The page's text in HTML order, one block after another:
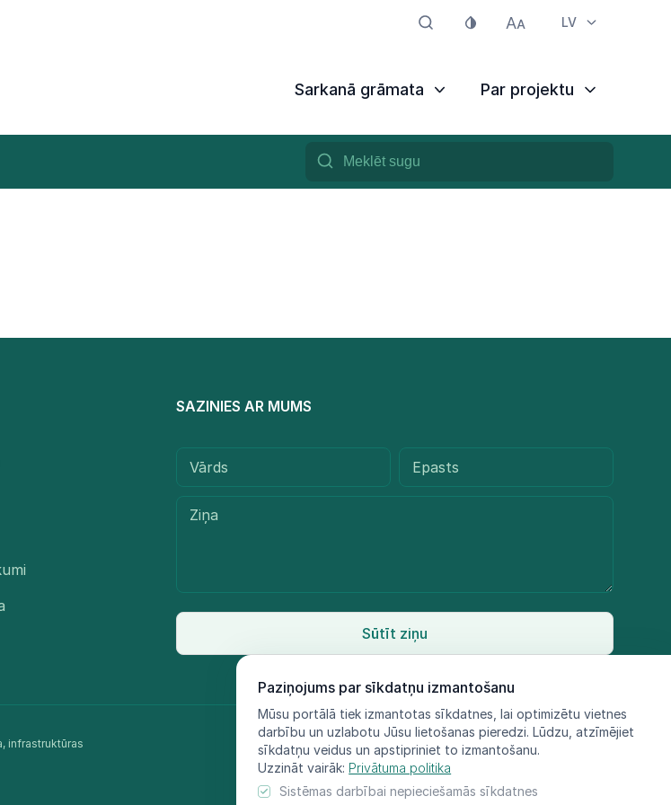
LV
Sarkanā grāmata Par projektu
Paziņojums par sīkdatņu izmantošanu
Mūsu portālā tiek izmantotas sīkdatnes, lai optimizētu vietnes
darbību un uzlabotu Jūsu lietošanas pieredzi. Lūdzu, atzīmējiet
sīkdatņu veidus un apstipriniet to izmantošanu.
Uzzināt vairāk: Privātuma politika
Sistēmas darbībai nepieciešamās sīkdatnes
SAZINIES AR MUMS
Sūtīt ziņu
infrastruktūras